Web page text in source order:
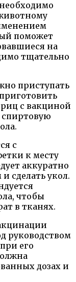
поможет
на
тщательно
приступать
с вакциной
спиртовую
с
к месту
аккуратно
сделать укол.
чтобы
в тканях.
руководством
его
дозах и